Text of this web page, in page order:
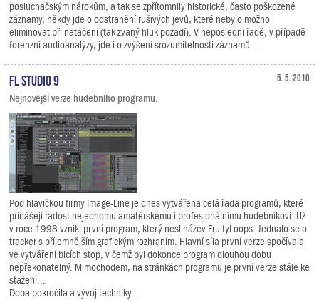
posluchačským nárokům, a tak se zpřítomnily historické, často poškozené
záznamy, někdy jde o odstranění rušivých jevů, které nebylo možno
eliminovat při natáčení (tak zvaný hluk pozadí). V neposlední řadě, v případě
forenzní audioanalýzy, jde i o zvýšení srozumitelnosti záznamů...
5. 5. 2010
FL Studio 9
Nejnovější verze hudebního programu.
Pod hlavičkou firmy Image-Line je dnes vytvářena celá řada programů, které
přinášejí radost nejednomu amatérskému i profesionálnímu hudebníkovi. Už
v roce 1998 vznikl první program, který nesl název FruityLoops. Jednalo se o
tracker s příjemnějším grafickým rozhraním. Hlavní síla první verze spočívala
ve vytváření bicích stop, v čemž byl dokonce program dlouhou dobu
nepřekonatelný. Mimochodem, na stránkách programu je první verze stále ke
stažení...
Doba pokročila a vývoj techniky...